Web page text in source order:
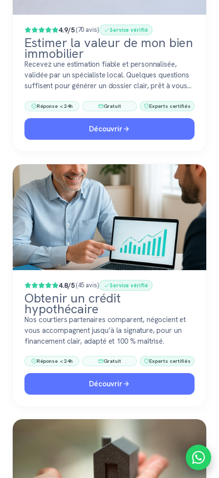
4.9/5(70 avis) Service vérifié
Estimer la valeur de mon bien
immobilier
Recevez une estimation fiable et personnalisée,
validée par un spécialiste local. Quelques questions
suffisent pour générer un dossier clair, prêt à vous
immobilier. Gratuit, sans engagement, 100 %
confiance.
Réponse < 24h Gratuit Experts certifiés
Découvrir
4.8/5(45 avis) Service vérifié
Obtenir un crédit
hypothécaire
Nos courtiers partenaires comparent, négocient et
vous accompagnent jusqu’à la signature, pour un
financement clair, adapté et 100 % maîtrisé.
Réponse < 24h Gratuit Experts certifiés
Découvrir